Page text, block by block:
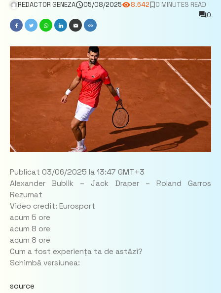
REDACTOR GENEZA 05/08/2025 8.642
0 MINUTES READ
0
Publicat 03/06/2025 la 13:47 GMT+3
Alexander Bublik – Jack Draper – Roland Garros
Rezumat
Video credit: Eurosport
acum 5 ore
acum 8 ore
acum 8 ore
Cum a fost experiența ta de astăzi?
Schimbă versiunea:
source